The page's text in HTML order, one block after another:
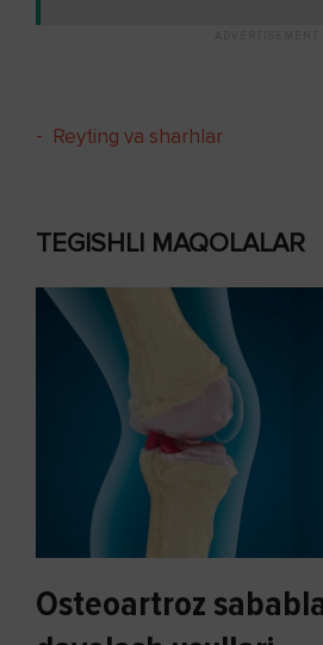
- Reyting va sharhlar
TEGISHLI MAQOLALAR
Osteoartroz